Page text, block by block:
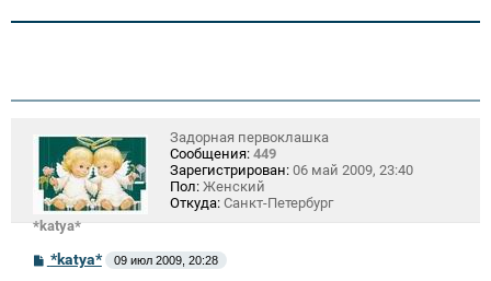
*katya*
Задорная первоклашка
Сообщения: 449
Зарегистрирован: 06 май 2009, 23:40
Пол: Женский
Откуда: Санкт-Петербург
С
о
*katya* 09 июл 2009, 20:28